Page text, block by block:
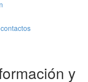
y